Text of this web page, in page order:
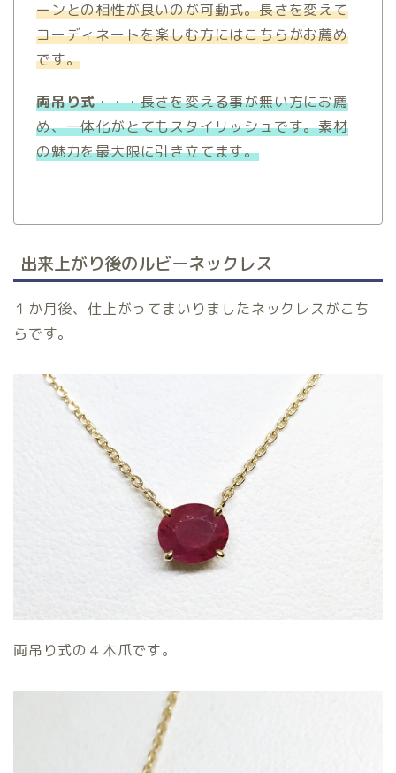
ーンとの相性が良いのが可動式。長さを変えて
コーディネートを楽しむ方にはこちらがお薦め
です。
両吊り式・・・長さを変える事が無い方にお薦
め、一体化がとてもスタイリッシュです。素材
の魅力を最大限に引き立てます。
出来上がり後のルビーネックレス
１か月後、仕上がってまいりましたネックレスがこち
らです。
両吊り式の４本爪です。